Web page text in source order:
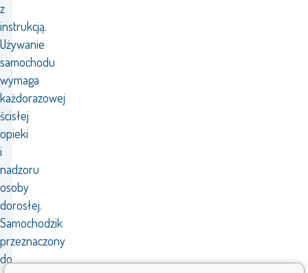
z
instrukcją.
Używanie
samochodu
wymaga
każdorazowej
ścisłej
opieki
i
nadzoru
osoby
dorosłej.
Samochodzik
przeznaczony
do